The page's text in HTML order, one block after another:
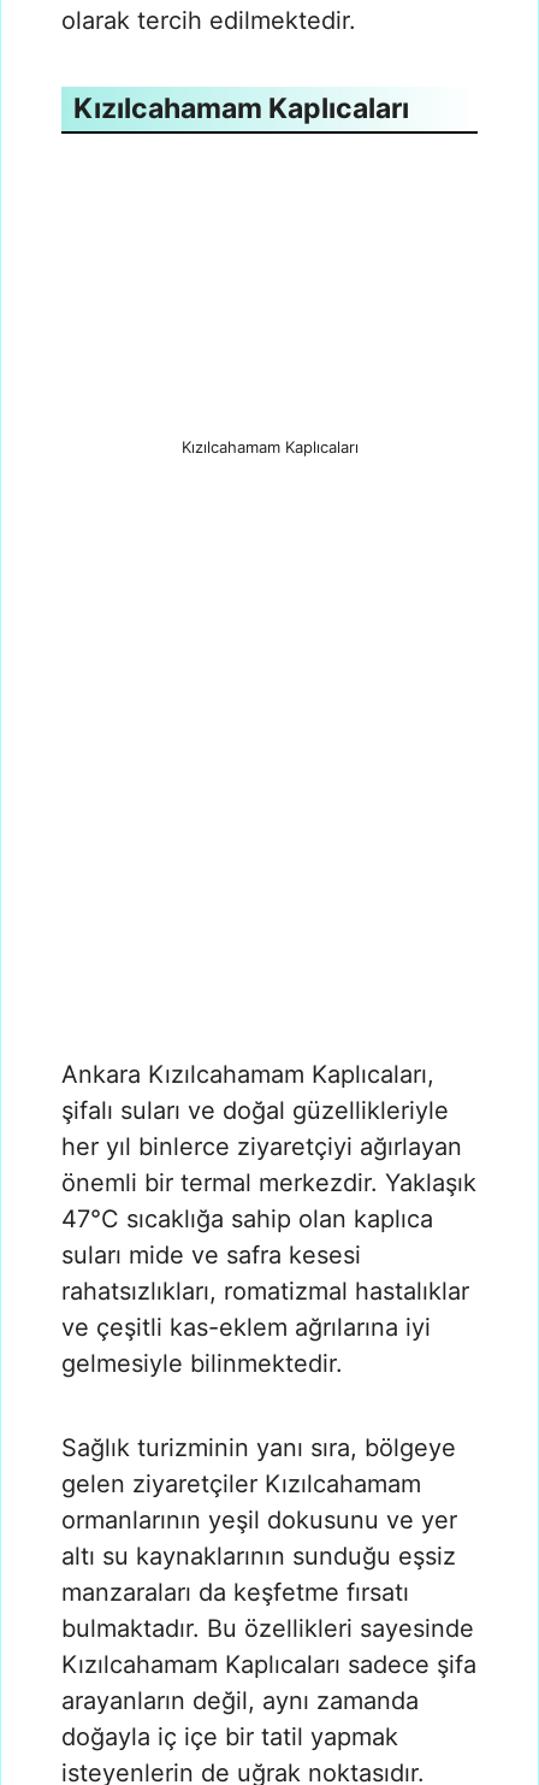
olarak tercih edilmektedir.
Kızılcahamam Kaplıcaları
Kızılcahamam Kaplıcaları
Ankara Kızılcahamam Kaplıcaları,
şifalı suları ve doğal güzellikleriyle
her yıl binlerce ziyaretçiyi ağırlayan
önemli bir termal merkezdir. Yaklaşık
47°C sıcaklığa sahip olan kaplıca
suları mide ve safra kesesi
rahatsızlıkları, romatizmal hastalıklar
ve çeşitli kas-eklem ağrılarına iyi
gelmesiyle bilinmektedir.
Sağlık turizminin yanı sıra, bölgeye
gelen ziyaretçiler Kızılcahamam
ormanlarının yeşil dokusunu ve yer
altı su kaynaklarının sunduğu eşsiz
manzaraları da keşfetme fırsatı
bulmaktadır. Bu özellikleri sayesinde
Kızılcahamam Kaplıcaları sadece şifa
arayanların değil, aynı zamanda
doğayla iç içe bir tatil yapmak
isteyenlerin de uğrak noktasıdır.